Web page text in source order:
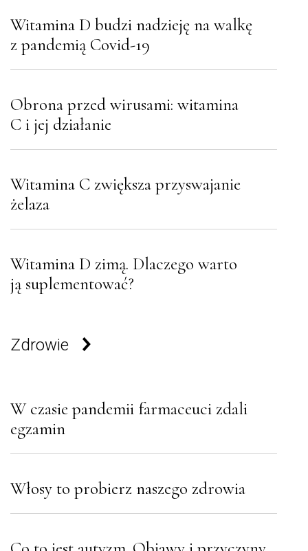
Witamina D budzi nadzieję na walkę
z pandemią Covid-19
Obrona przed wirusami: witamina
C i jej działanie
Witamina C zwiększa przyswajanie
żelaza
Witamina D zimą. Dlaczego warto
ją suplementować?
Zdrowie
W czasie pandemii farmaceuci zdali
egzamin
Włosy to probierz naszego zdrowia